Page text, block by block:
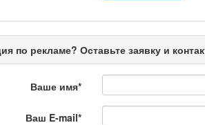
/ Ақтөбеде жасалған
по рекламе? Оставьте заявку и
Ваше имя*
Ваш E-mail*